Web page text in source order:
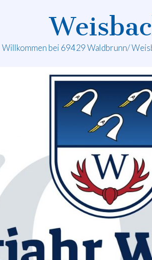
Willkommen bei 69429 Waldbrunn/